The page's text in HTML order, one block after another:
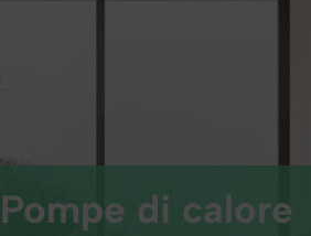
Pompe di calore